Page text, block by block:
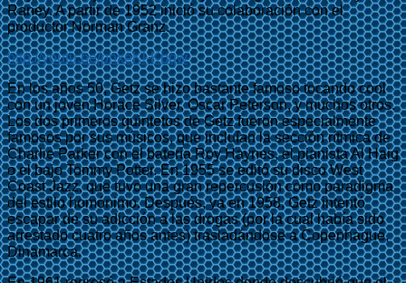
Raney. A partir de 1952 inició su colaboración con el
productor Norman Granz.
http://youtu.be/pnxeKl-Kbqw
En los años 50, Getz se hizo bastante famoso tocando cool
con un joven Horace Silver, Oscar Peterson, y muchos otros.
Los dos primeros quintetos de Getz fueron especialmente
famosos por sus músicos, que incluían la sección rítmica de
Charlie Parker con el batería Roy Haynes, el pianista Al Haig
o el bajo Tommy Potter. En 1955 se editó su disco West
Coast Jazz, que tuvo una gran repercusión como paradigma
del estilo homónimo. Después, ya en 1958, Getz intentó
escapar de su adicción a las drogas (por la cual había sido
arrestado cuatro años antes) trasladándose a Copenhague,
Dinamarca.